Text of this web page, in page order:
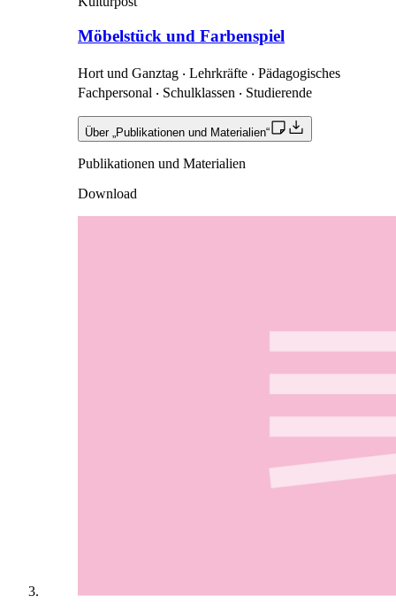
Möbelstück und Farbenspiel
Hort und Ganztag ‧ Lehrkräfte ‧ Pädagogisches
Fachpersonal ‧ Schulklassen ‧ Studierende
Über „Publikationen und Materialien“
Publikationen und Materialien
Download